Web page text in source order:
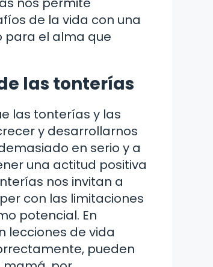
de la vida con una
para el alma que
las tonterías
las tonterías y las
y desarrollarnos
en serio y a
una actitud positiva
nos invitan a
con las limitaciones
potencial. En
lecciones de vida
pueden